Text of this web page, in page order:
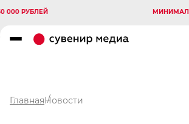
МИНИМАЛЬНАЯ СУММА
ГлавнаяНовости